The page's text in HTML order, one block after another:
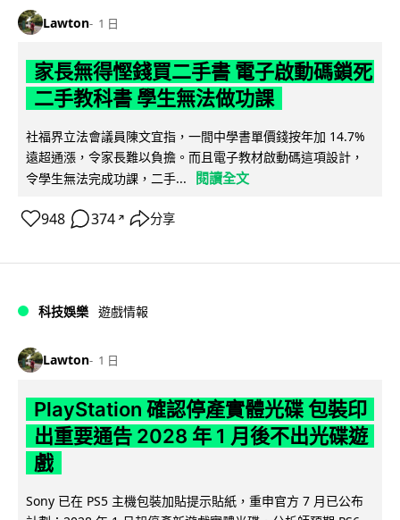
Lawton 1 日
家長無得慳錢買二手書 電子啟動碼鎖死
二手教科書 學生無法做功課
社福界立法會議員陳文宜指，一間中學書單價錢按年加 14.7%
遠超通漲，令家長難以負擔。而且電子教材啟動碼這項設計，
令學生無法完成功課，二手...
閱讀全文
948 374 ↗ 分享
科技娛樂 遊戲情報
Lawton 1 日
PlayStation 確認停產實體光碟 包裝印
出重要通告 2028 年 1 月後不出光碟遊
戲
Sony 已在 PS5 主機包裝加貼提示貼紙，重申官方 7 月已公布